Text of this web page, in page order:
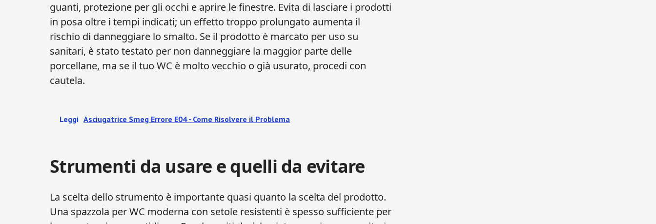
guanti, protezione per gli occhi e aprire le finestre. Evita di lasciare i prodotti
in posa oltre i tempi indicati; un effetto troppo prolungato aumenta il
rischio di danneggiare lo smalto. Se il prodotto è marcato per uso su
sanitari, è stato testato per non danneggiare la maggior parte delle
porcellane, ma se il tuo WC è molto vecchio o già usurato, procedi con
cautela.
Leggi Asciugatrice Smeg Errore E04 - Come Risolvere il Problema​
Strumenti da usare e quelli da evitare
La scelta dello strumento è importante quasi quanto la scelta del prodotto.
Una spazzola per WC moderna con setole resistenti è spesso sufficiente per